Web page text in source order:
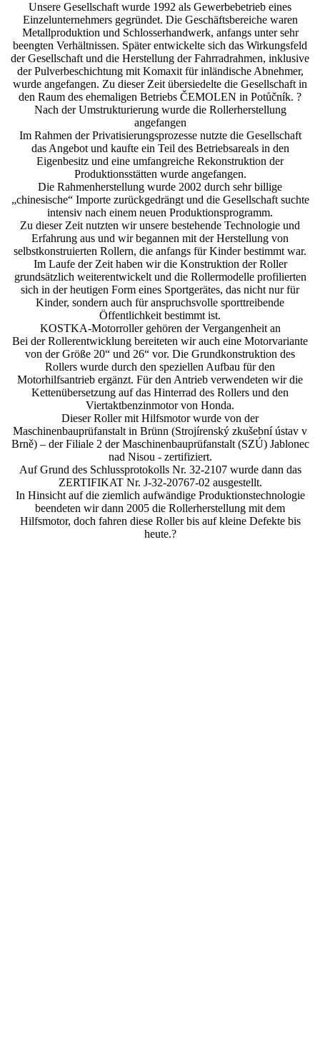
Unsere Gesellschaft wurde 1992 als Gewerbebetrieb eines
Einzelunternehmers gegründet. Die Geschäftsbereiche waren
Metallproduktion und Schlosserhandwerk, anfangs unter sehr
beengten Verhältnissen. Später entwickelte sich das Wirkungsfeld
der Gesellschaft und die Herstellung der Fahrradrahmen, inklusive
der Pulverbeschichtung mit Komaxit für inländische Abnehmer,
wurde angefangen. Zu dieser Zeit übersiedelte die Gesellschaft in
den Raum des ehemaligen Betriebs ČEMOLEN in Potůčník. ?
Nach der Umstrukturierung wurde die Rollerherstellung
angefangen
Im Rahmen der Privatisierungsprozesse nutzte die Gesellschaft
das Angebot und kaufte ein Teil des Betriebsareals in den
Eigenbesitz und eine umfangreiche Rekonstruktion der
Produktionsstätten wurde angefangen.
Die Rahmenherstellung wurde 2002 durch sehr billige
„chinesische“ Importe zurückgedrängt und die Gesellschaft suchte
intensiv nach einem neuen Produktionsprogramm.
Zu dieser Zeit nutzten wir unsere bestehende Technologie und
Erfahrung aus und wir begannen mit der Herstellung von
selbstkonstruierten Rollern, die anfangs für Kinder bestimmt war.
Im Laufe der Zeit haben wir die Konstruktion der Roller
grundsätzlich weiterentwickelt und die Rollermodelle profilierten
sich in der heutigen Form eines Sportgerätes, das nicht nur für
Kinder, sondern auch für anspruchsvolle sporttreibende
Öffentlichkeit bestimmt ist.
KOSTKA-Motorroller gehören der Vergangenheit an
Bei der Rollerentwicklung bereiteten wir auch eine Motorvariante
von der Größe 20“ und 26“ vor. Die Grundkonstruktion des
Rollers wurde durch den speziellen Aufbau für den
Motorhilfsantrieb ergänzt. Für den Antrieb verwendeten wir die
Kettenübersetzung auf das Hinterrad des Rollers und den
Viertaktbenzinmotor von Honda.
Dieser Roller mit Hilfsmotor wurde von der
Maschinenbauprüfanstalt in Brünn (Strojírenský zkušební ústav v
Brně) – der Filiale 2 der Maschinenbauprüfanstalt (SZÚ) Jablonec
nad Nisou - zertifiziert.
Auf Grund des Schlussprotokolls Nr. 32-2107 wurde dann das
ZERTIFIKAT Nr. J-32-20767-02 ausgestellt.
In Hinsicht auf die ziemlich aufwändige Produktionstechnologie
beendeten wir dann 2005 die Rollerherstellung mit dem
Hilfsmotor, doch fahren diese Roller bis auf kleine Defekte bis
heute.?